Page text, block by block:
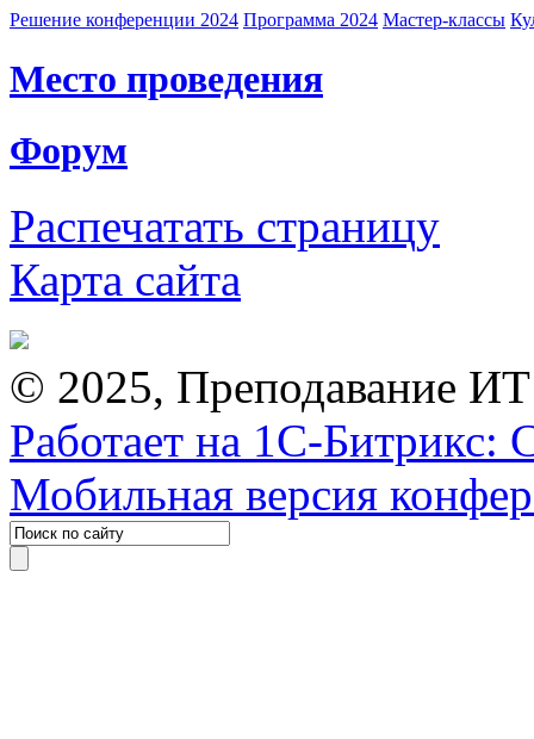
Решение конференции 2024 Программа 2024 Мастер-классы
Место проведения
Форум
Распечатать страницу
Карта сайта
© 2025, Преподавание
Работает на 1С-Битрикс:
Мобильная версия